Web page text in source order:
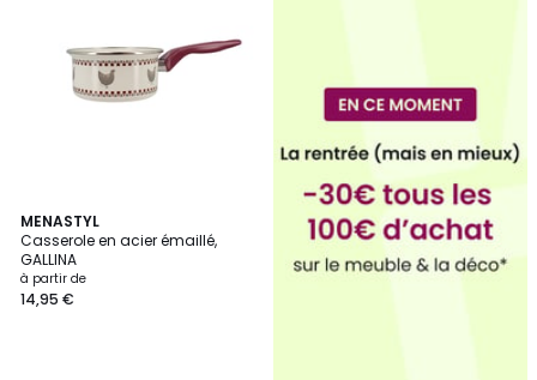
MENASTYL
Casserole en acier émaillé,
GALLINA
à partir de
14,95 €